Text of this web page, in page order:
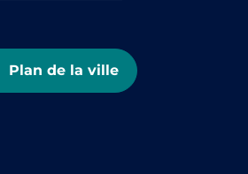
Plan de la ville